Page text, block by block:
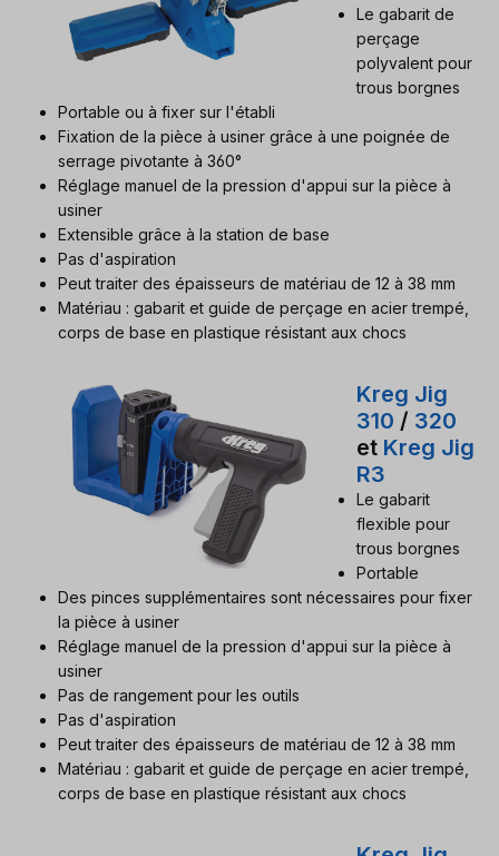
Le gabarit de
perçage
polyvalent pour
trous borgnes
Portable ou à fixer sur l'établi
Fixation de la pièce à usiner grâce à une poignée de
serrage pivotante à 360°
Réglage manuel de la pression d'appui sur la pièce à
usiner
Extensible grâce à la station de base
Pas d'aspiration
Peut traiter des épaisseurs de matériau de 12 à 38 mm
Matériau : gabarit et guide de perçage en acier trempé,
corps de base en plastique résistant aux chocs
Kreg Jig
310 / 320
et Kreg Jig
R3
Le gabarit
flexible pour
trous borgnes
Portable
Des pinces supplémentaires sont nécessaires pour fixer
la pièce à usiner
Réglage manuel de la pression d'appui sur la pièce à
usiner
Pas de rangement pour les outils
Pas d'aspiration
Peut traiter des épaisseurs de matériau de 12 à 38 mm
Matériau : gabarit et guide de perçage en acier trempé,
corps de base en plastique résistant aux chocs